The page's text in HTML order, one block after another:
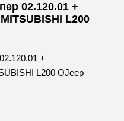
02.120.01 +
L200
+
L200 OJeep